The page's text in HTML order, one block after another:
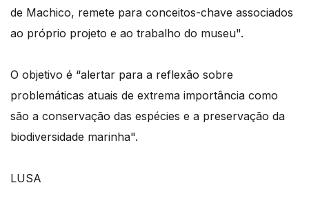
de Machico, remete para conceitos-chave associados
ao próprio projeto e ao trabalho do museu".
O objetivo é “alertar para a reflexão sobre
problemáticas atuais de extrema importância como
são a conservação das espécies e a preservação da
biodiversidade marinha".
LUSA